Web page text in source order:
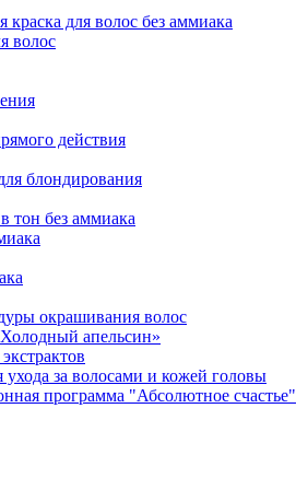
для волос без аммиака
волос
действия
блондирования
тон без аммиака
окрашивания волос
апельсин»
ухода за волосами и кожей головы
программа "Абсолютное счастье"